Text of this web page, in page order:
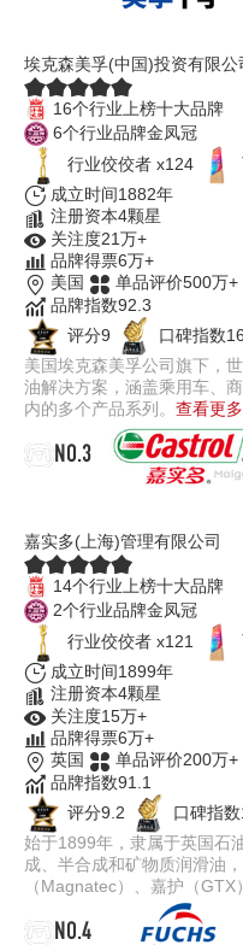
埃克森美孚(中国)投资有限公
16个行业上榜十大品牌
6个行业品牌金凤冠
行业佼佼者 x124
成立时间1882年
注册资本4颗星
关注度21万+
品牌得票6万+
美国
单品评价500万+
品牌指数92.3
评分9
口碑指数
美国埃克森美孚公司旗下，
油解决方案，涵盖乘用车、
内的多个产品系列。 查看更
NO.3
嘉实多(上海)管理有限公司
14个行业上榜十大品牌
2个行业品牌金凤冠
行业佼佼者 x121
成立时间1899年
注册资本4颗星
关注度15万+
品牌得票6万+
英国
单品评价200万+
品牌指数91.1
评分9.2
口碑指
始于1899年，隶属于英国石
成、半合成和矿物质润滑油
（Magnatec）、嘉护（GTX
NO.4